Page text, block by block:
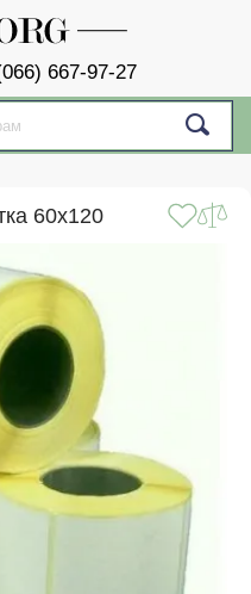
667-97-27
60x120